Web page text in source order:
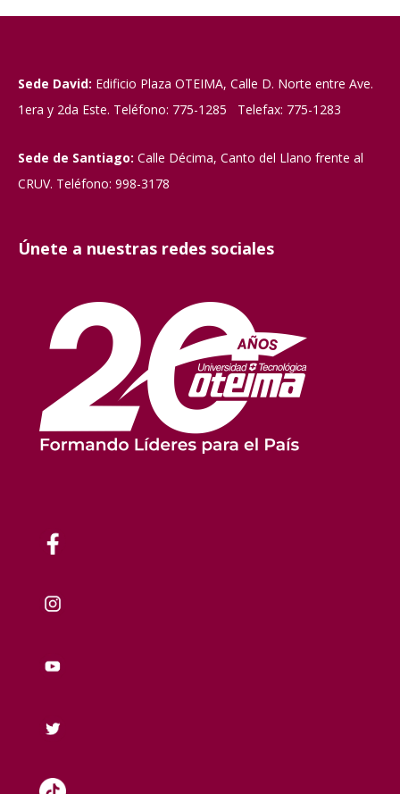
Sede David: Edificio Plaza OTEIMA, Calle D. Norte entre Ave.
1era y 2da Este. Teléfono: 775-1285 Telefax: 775-1283
Sede de Santiago: Calle Décima, Canto del Llano frente al
CRUV. Teléfono: 998-3178
Únete a nuestras redes sociales